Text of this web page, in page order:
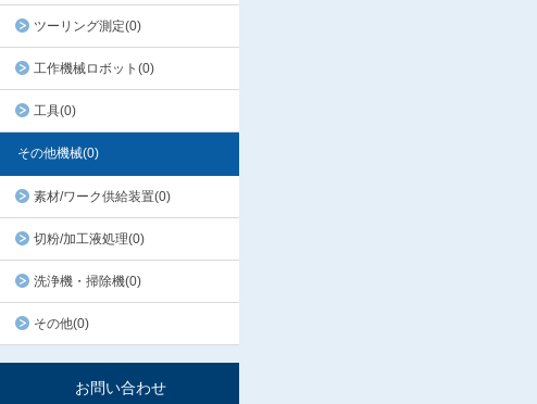
ツーリング測定(0)
工作機械ロボット(0)
工具(0)
その他機械(0)
素材/ワーク供給装置(0)
切粉/加工液処理(0)
洗浄機・掃除機(0)
その他(0)
お問い合わせ